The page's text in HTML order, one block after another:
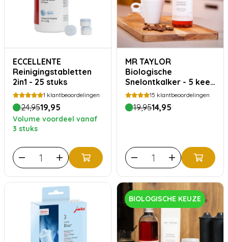
ECCELLENTE
Reinigingstabletten
2in1 - 25 stuks
1 klantbeoordelingen
24,9519,95
Volume voordeel vanaf
3 stuks
MR TAYLOR
Biologische
Snelontkalker - 5 keer
ontkalken
15 klantbeoordelingen
19,9514,95
BIOLOGISCHE KEUZE